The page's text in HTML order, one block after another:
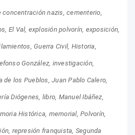
concentración nazis cementerio
El Val explosión polvorín exposición
Guerra Civil Historia
González investigación
de los Pueblos Juan Pablo Calero
Diógenes libro Manuel Ibáñez
Histórica memorial Polvorín
represión franquista Segunda